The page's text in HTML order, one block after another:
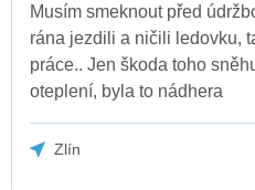
Musím smeknout před
rána jezdili a ničili ledovku,
práce.. Jen škoda toho
oteplení, byla to nádhera
Zlín